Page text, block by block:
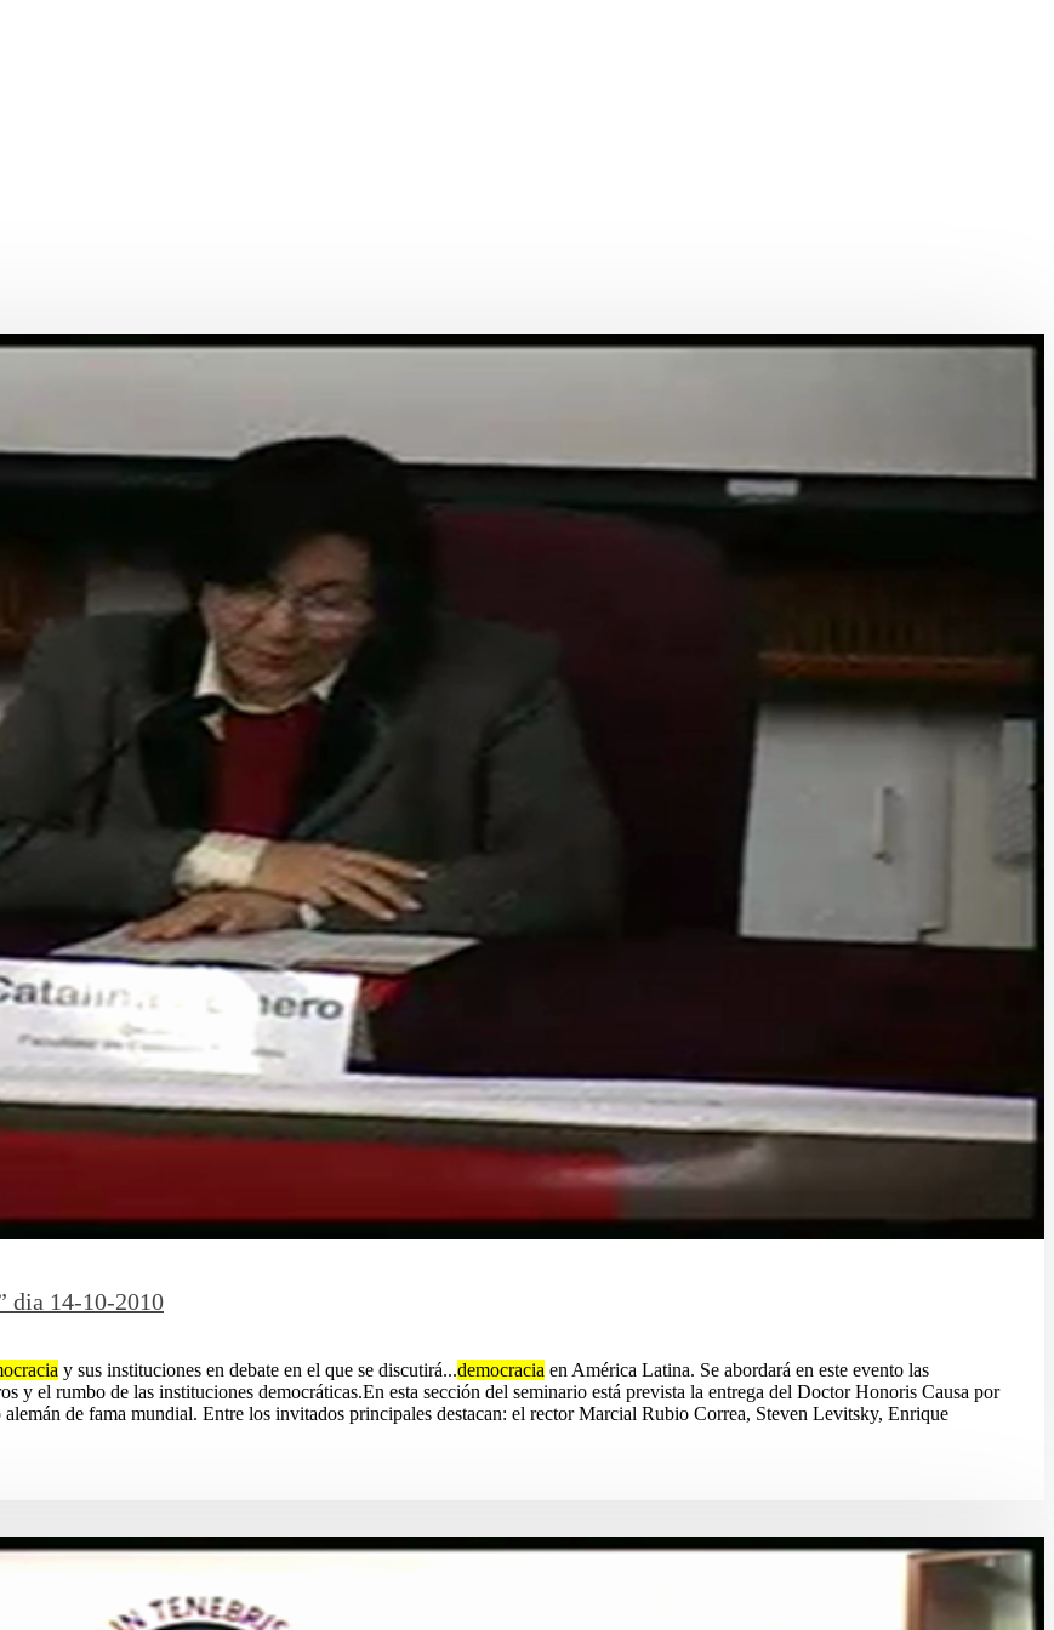
dia 14-10-2010
y sus instituciones en debate en el que se discutirá...democracia en América Latina. Se abordará en este evento las
y el rumbo de las instituciones democráticas.En esta sección del seminario está prevista la entrega del Doctor Honoris Causa por
de fama mundial. Entre los invitados principales destacan: el rector Marcial Rubio Correa, Steven Levitsky, Enrique